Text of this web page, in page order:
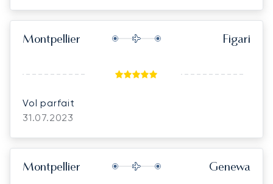
Montpellier Figari
Vol parfait
31.07.2023
Montpellier Genewa